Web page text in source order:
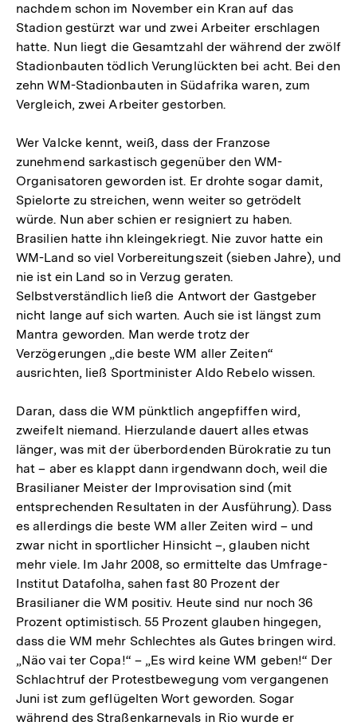
nachdem schon im November ein Kran auf das
Stadion gestürzt war und zwei Arbeiter erschlagen
hatte. Nun liegt die Gesamtzahl der während der zwölf
Stadionbauten tödlich Verunglückten bei acht. Bei den
zehn WM-Stadionbauten in Südafrika waren, zum
Vergleich, zwei Arbeiter gestorben.
Wer Valcke kennt, weiß, dass der Franzose
zunehmend sarkastisch gegenüber den WM-
Organisatoren geworden ist. Er drohte sogar damit,
Spielorte zu streichen, wenn weiter so getrödelt
würde. Nun aber schien er resigniert zu haben.
Brasilien hatte ihn kleingekriegt. Nie zuvor hatte ein
WM-Land so viel Vorbereitungszeit (sieben Jahre), und
nie ist ein Land so in Verzug geraten.
Selbstverständlich ließ die Antwort der Gastgeber
nicht lange auf sich warten. Auch sie ist längst zum
Mantra geworden. Man werde trotz der
Verzögerungen „die beste WM aller Zeiten“
ausrichten, ließ Sportminister Aldo Rebelo wissen.
Daran, dass die WM pünktlich angepfiffen wird,
zweifelt niemand. Hierzulande dauert alles etwas
länger, was mit der überbordenden Bürokratie zu tun
hat – aber es klappt dann irgendwann doch, weil die
Brasilianer Meister der Improvisation sind (mit
entsprechenden Resultaten in der Ausführung). Dass
es allerdings die beste WM aller Zeiten wird – und
zwar nicht in sportlicher Hinsicht –, glauben nicht
mehr viele. Im Jahr 2008, so ermittelte das Umfrage-
Institut Datafolha, sahen fast 80 Prozent der
Brasilianer die WM positiv. Heute sind nur noch 36
Prozent optimistisch. 55 Prozent glauben hingegen,
dass die WM mehr Schlechtes als Gutes bringen wird.
„Näo vai ter Copa!“ – „Es wird keine WM geben!“ Der
Schlachtruf der Protestbewegung vom vergangenen
Juni ist zum geflügelten Wort geworden. Sogar
während des Straßenkarnevals in Rio wurde er